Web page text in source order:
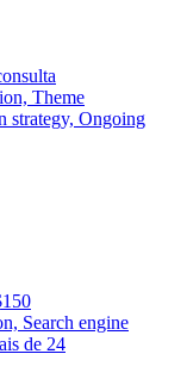
Theme
strategy, Ongoing
Search engine
de 24